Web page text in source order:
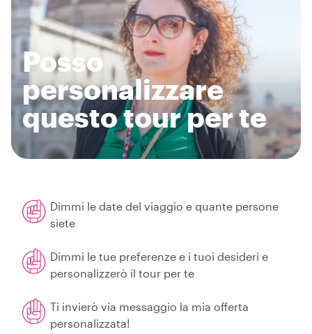
Posso
personalizzare
questo tour per te
Dimmi le date del viaggio e quante persone
siete
Dimmi le tue preferenze e i tuoi desideri e
personalizzerò il tour per te
Ti invierò via messaggio la mia offerta
personalizzata!